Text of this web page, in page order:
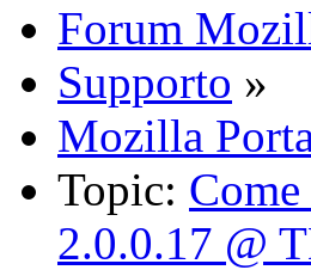
Forum
Supporto »
Mozilla
Topic:
2.0.0.17 @